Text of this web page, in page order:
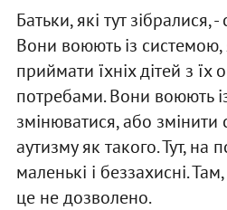
Батьки, які тут зібралися,
Вони воюють із
приймати їхніх дітей з їх
потребами. Вони воюють
змінюватися, або змінити
аутизму як такого. Тут, на
маленькі і беззахисні.
це не дозволено.